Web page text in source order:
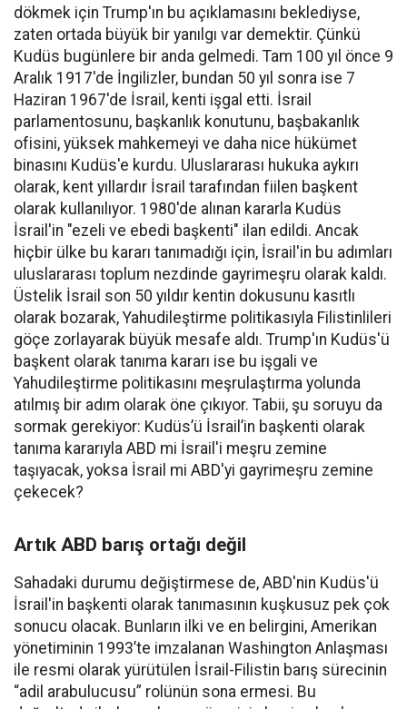
dökmek için Trump'ın bu açıklamasını beklediyse,
zaten ortada büyük bir yanılgı var demektir. Çünkü
Kudüs bugünlere bir anda gelmedi. Tam 100 yıl önce 9
Aralık 1917'de İngilizler, bundan 50 yıl sonra ise 7
Haziran 1967'de İsrail, kenti işgal etti. İsrail
parlamentosunu, başkanlık konutunu, başbakanlık
ofisini, yüksek mahkemeyi ve daha nice hükümet
binasını Kudüs'e kurdu. Uluslararası hukuka aykırı
olarak, kent yıllardır İsrail tarafından fiilen başkent
olarak kullanılıyor. 1980'de alınan kararla Kudüs
İsrail'in "ezeli ve ebedi başkenti" ilan edildi. Ancak
hiçbir ülke bu kararı tanımadığı için, İsrail'in bu adımları
uluslararası toplum nezdinde gayrimeşru olarak kaldı.
Üstelik İsrail son 50 yıldır kentin dokusunu kasıtlı
olarak bozarak, Yahudileştirme politikasıyla Filistinlileri
göçe zorlayarak büyük mesafe aldı. Trump'ın Kudüs'ü
başkent olarak tanıma kararı ise bu işgali ve
Yahudileştirme politikasını meşrulaştırma yolunda
atılmış bir adım olarak öne çıkıyor. Tabii, şu soruyu da
sormak gerekiyor: Kudüs’ü İsrail’in başkenti olarak
tanıma kararıyla ABD mi İsrail'i meşru zemine
taşıyacak, yoksa İsrail mi ABD'yi gayrimeşru zemine
çekecek?
Artık ABD barış ortağı değil
Sahadaki durumu değiştirmese de, ABD'nin Kudüs'ü
İsrail'in başkenti olarak tanımasının kuşkusuz pek çok
sonucu olacak. Bunların ilki ve en belirgini, Amerikan
yönetiminin 1993’te imzalanan Washington Anlaşması
ile resmi olarak yürütülen İsrail-Filistin barış sürecinin
“adil arabulucusu” rolünün sona ermesi. Bu